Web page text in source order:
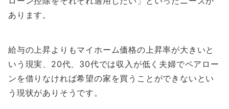
あります。
給与の上昇よりもマイホーム価格の上昇率が大きいと
いう現実、20代、30代では収入が低く夫婦でペアロー
ンを借りなければ希望の家を買うことができないとい
う現状がありそうです。